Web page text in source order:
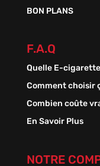
BON PLANS
F.A.Q
Quelle E-
Comment choisir
Combien coûte
En Savoir Plus
NOTRE